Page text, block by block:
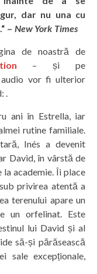
dar nu una cu
– New York Times
de noastră de
– și pe
audio vor fi ulterior
.
ani în Estrella, iar
rutine familiale.
Inés a devenit
David, în vârstă de
la academie. Îi place
privirea atentă a
terenului apare un
un orfelinat. Este
lui David și al
să-și părăsească
sale excepționale,